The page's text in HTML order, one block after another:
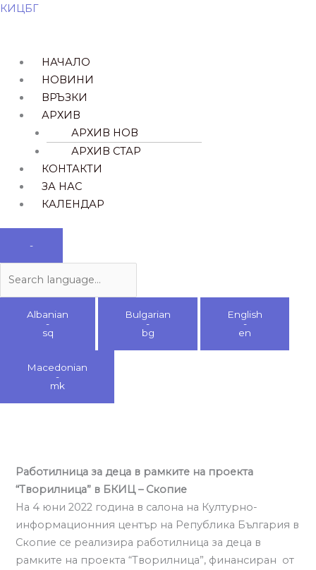
Skip
КИЦБГ
Menu
НАЧАЛО
НОВИНИ
ВРЪЗКИ​
АРХИВ
АРХИВ НОВ
АРХИВ СТАР
КОНТАКТИ
ЗА НАС
КАЛЕНДАР
-
Search
Albanian
-
sq
Bulgarian
-
bg
English
-
en
Macedonian
-
mk
Работилница за деца в рамките на проекта
“Творилница” в БКИЦ – Скопие
На 4 юни 2022 година в салона на Културно-
информационния център на Република България в
Скопие се реализира работилница за деца в
рамките на проекта “Творилница”, финансиран от